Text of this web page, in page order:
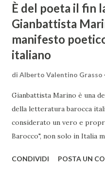
È del poeta il fin
Gianbattista
manifesto
italiano
di Alberto Valentino Grasso
Gianbattista Marino è una
della letteratura barocca
considerato un vero e
Barocco", non solo in Italia
rendono un'opera
CONDIVIDI POSTA UN